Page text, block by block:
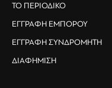
ΤΟ ΠΕΡΙΟΔΙΚΟ
ΕΓΓΡΑΦΗ ΕΜΠΟΡΟΥ
ΕΓΓΡΑΦΗ ΣΥΝΔΡΟΜΗΤΗ
ΔΙΑΦΗΜΙΣΗ